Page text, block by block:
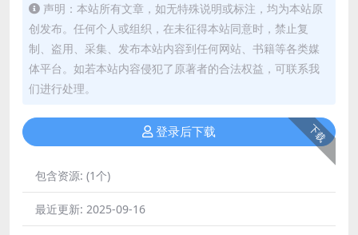
声明：本站所有文章，如无特殊说明或标注，均为本站原
创发布。任何个人或组织，在未征得本站同意时，禁止复
制、盗用、采集、发布本站内容到任何网站、书籍等各类媒
体平台。如若本站内容侵犯了原著者的合法权益，可联系我
们进行处理。
下载
登录后下载
包含资源: (1个)
最近更新: 2025-09-16